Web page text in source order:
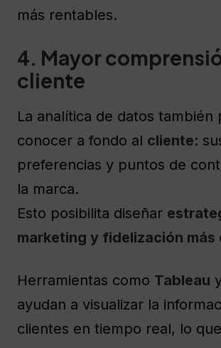
más rentables.
4. Mayor
cliente
La analítica de datos también
conocer a fondo al cliente:
preferencias y puntos de
la marca.
Esto posibilita diseñar
marketing y fidelización
Herramientas como Tableau
ayudan a visualizar la
clientes en tiempo real, lo